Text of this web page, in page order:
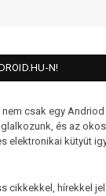
N!
nem csak egy
és az
elektronikai kütyüt
cikkekkel, hírekkel